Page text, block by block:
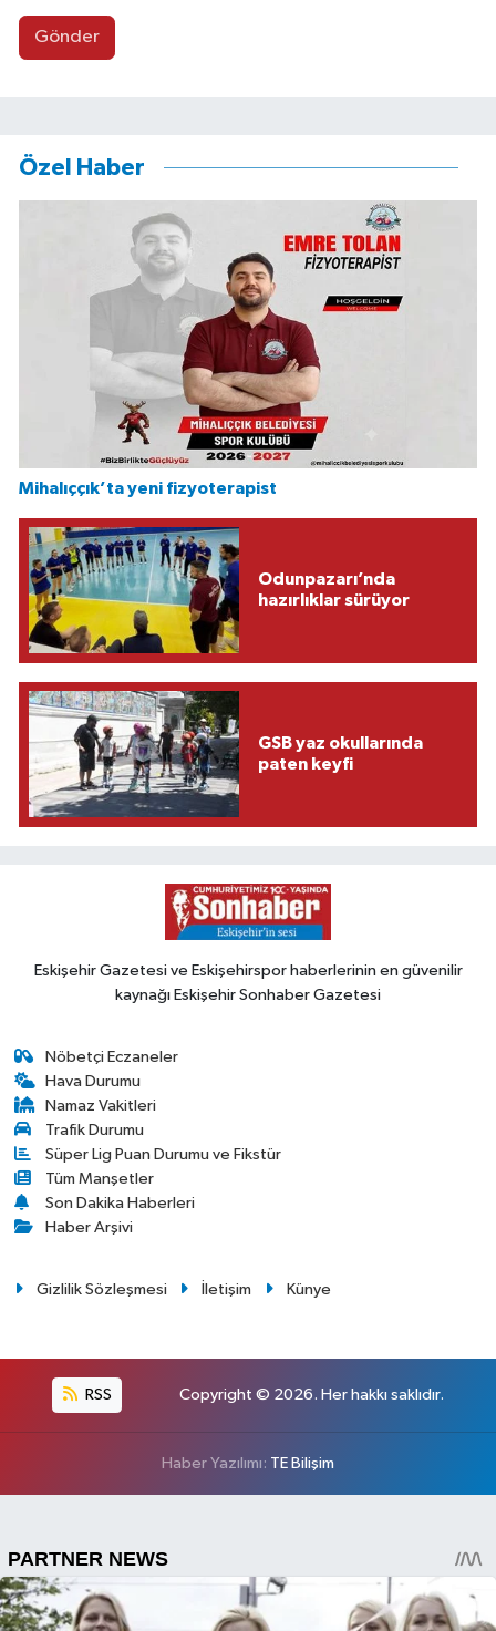
Gönder
Özel Haber
Mihalıççık’ta yeni fizyoterapist
Odunpazarı’nda
hazırlıklar sürüyor
GSB yaz okullarında
paten keyfi
Eskişehir Gazetesi ve Eskişehirspor haberlerinin en güvenilir
kaynağı Eskişehir Sonhaber Gazetesi
Nöbetçi Eczaneler
Hava Durumu
Namaz Vakitleri
Trafik Durumu
Süper Lig Puan Durumu ve Fikstür
Tüm Manşetler
Son Dakika Haberleri
Haber Arşivi
Gizlilik Sözleşmesi İletişim Künye
RSS Copyright © 2026. Her hakkı saklıdır.
Haber Yazılımı: TE Bilişim